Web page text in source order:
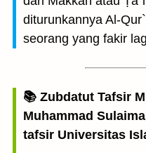
diturunkannya Al-
seorang yang fakir
📚 Zubdatut Tafsir
Muhammad
tafsir Universitas